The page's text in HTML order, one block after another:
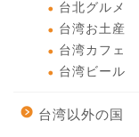
台北グルメ
台湾お土産
台湾カフェ
台湾ビール
台湾以外の国